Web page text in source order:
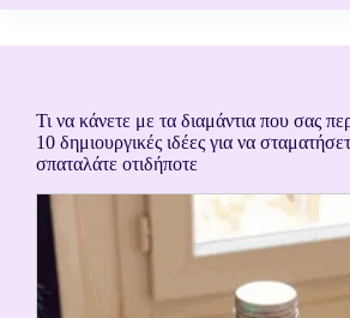
Τι να κάνετε με τα διαμάντια που σας
10 δημιουργικές ιδέες για να
σπαταλάτε οτιδήποτε